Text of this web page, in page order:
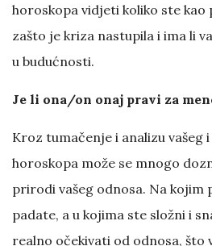
horoskopa vidjeti koliko ste kao
zašto je kriza nastupila i ima li
u budućnosti.
Je li ona/on onaj pravi za
Kroz tumačenje i analizu vašeg
horoskopa može se mnogo
prirodi vašeg odnosa. Na kojim
padate, a u kojima ste složni i
realno očekivati od odnosa, što